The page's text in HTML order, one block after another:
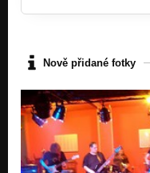
Nově přidané fotky